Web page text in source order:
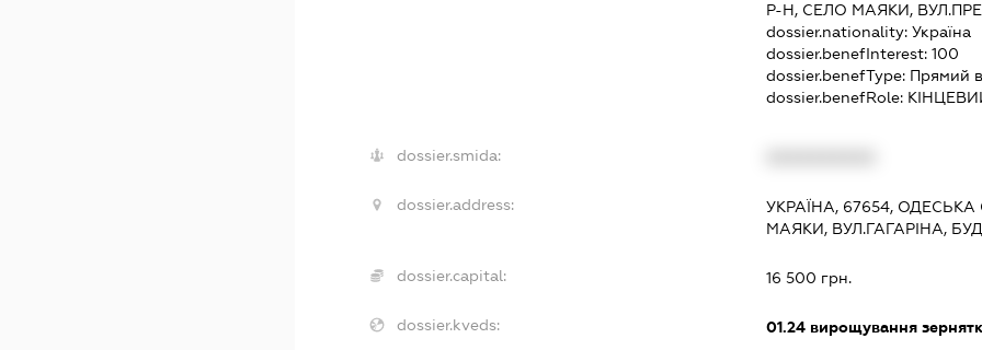
Р-Н, СЕЛО МАЯКИ,
dossier.nationality: Україна
dossier.benefInterest: 100
dossier.benefType: Прямий
dossier.benefRole:
dossier.smida:
dossier.address:
УКРАЇНА, 67654,
МАЯКИ, ВУЛ.ГАГАРІНА,
dossier.capital: 16 500 грн.
dossier.kveds: 01.24вирощування